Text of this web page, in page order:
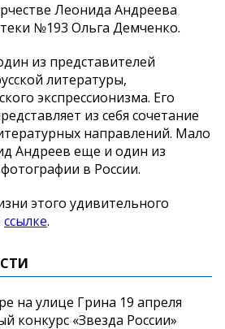
Леонида Андреева
№193 Ольга Демченко.
из представителей
литературы,
экспрессионизма. Его
из себя сочетание
направлений. Мало
Андреев еще и один из
в России.
этого удивительного
ссылке.
на улице Грина 19 апреля
конкурс «Звезда России»